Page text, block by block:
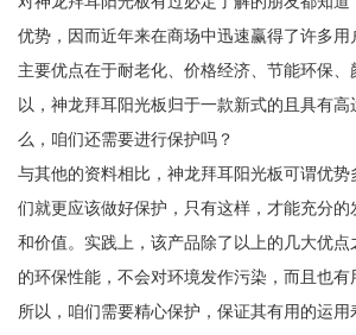
优势，因而近年来在商场中迅速赢得了许多用
主要优点在于耐老化、价格经济、节能环保
以，神龙拜耳阳光板归于一款新式的且具有高
么，咱们还需要进行保护吗？
与其他的资料相比，神龙拜耳阳光板可谓优势
们就更应该做好保护，只有这样，才能充分
和价值。实践上，该产品除了以上的几大优
的环保性能，不会对环境发作污染，而且也有
所以，咱们需要精心保护，保证其有用的运用